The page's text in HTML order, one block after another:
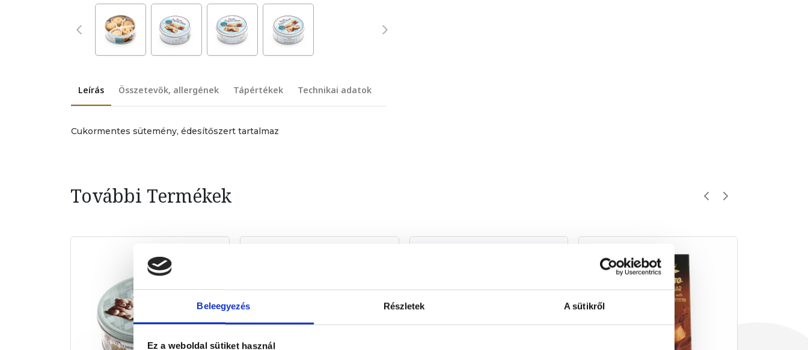
Beleegyezés Részletek A sütikről
Ez a weboldal sütiket használ
Leírás Összetevők, allergének Tápértékek Technikai adatok
Cukormentes sütemény, édesítőszert tartalmaz
További Termékek